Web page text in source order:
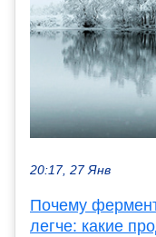
20:17, 27 Янв
Почему
легче: какие